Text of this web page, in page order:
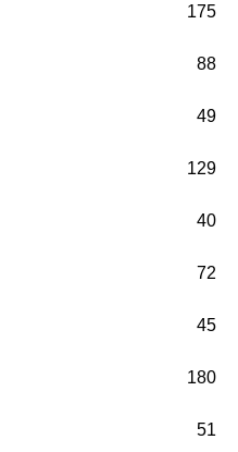
175
88
49
129
40
72
45
180
51